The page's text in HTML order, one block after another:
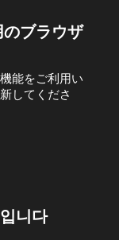
ブラウザ
能をご利用い
してくださ
니다